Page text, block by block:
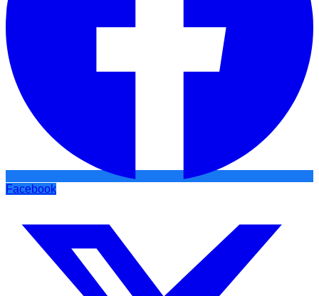
Facebook